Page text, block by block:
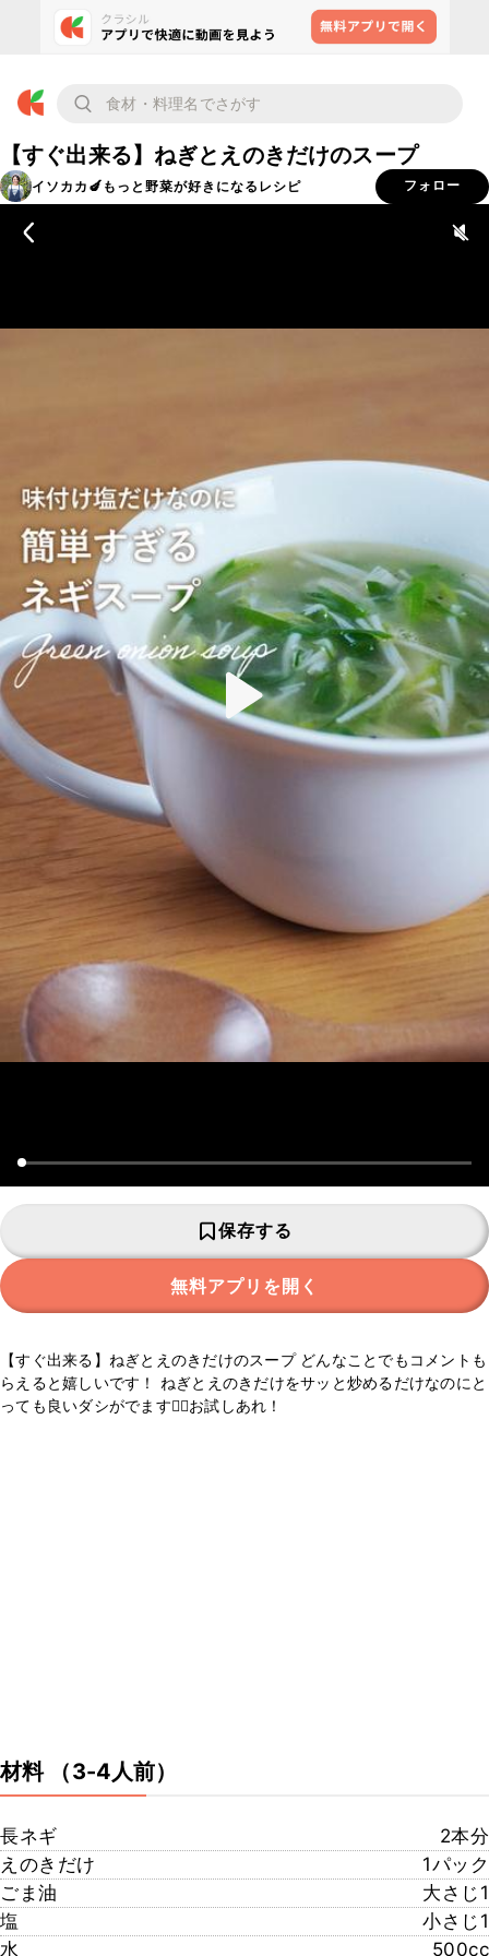
【すぐ出来る】ねぎとえのきだけのスープ
イソカカ🍆もっと野菜が好きになるレシピ フォロー
保存する
無料アプリを開く
【すぐ出来る】ねぎとえのきだけのスープ どんなことでもコメントも
らえると嬉しいです！ ねぎとえのきだけをサッと炒めるだけなのにと
っても良いダシがでます🙆‍♀️お試しあれ！
材料 （3-4人前）
長ネギ
2本分
えのきだけ
1パック
ごま油
大さじ1
塩
小さじ1
水
500cc